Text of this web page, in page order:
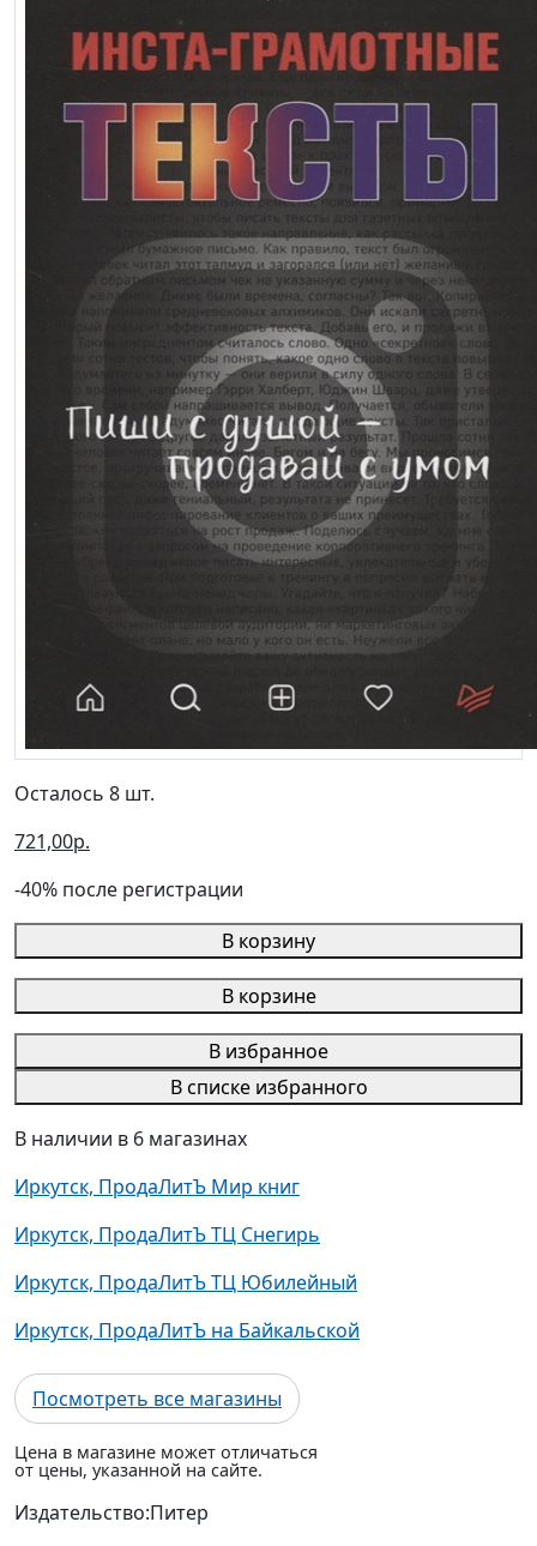
Осталось 8 шт.
721,00р.
-40% после регистрации
В корзину
В корзине
В избранное
В списке избранного
В наличии в 6 магазинах
Иркутск, ПродаЛитЪ Мир книг
Иркутск, ПродаЛитЪ ТЦ Снегирь
Иркутск, ПродаЛитЪ ТЦ Юбилейный
Иркутск, ПродаЛитЪ на Байкальской
Посмотреть все магазины
Цена в магазине может отличаться
от цены, указанной на сайте.
Издательство:Питер